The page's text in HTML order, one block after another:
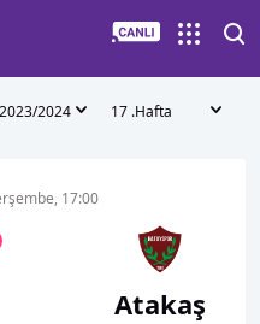
2023/2024 17 .Hafta
17:00
Atakaş